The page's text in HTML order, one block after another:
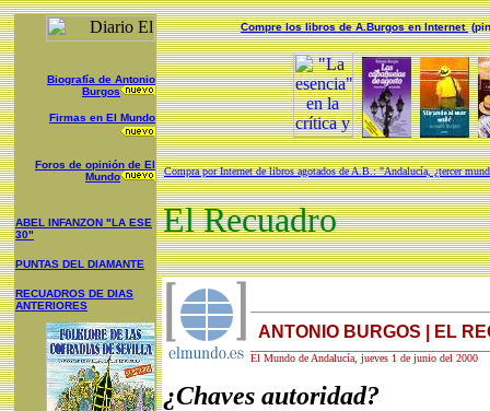
Biografía de Antonio
Burgos
Firmas en El Mundo
Foros de opinión de El
Mundo
ABEL INFANZON "LA ESE
30"
PUNTAS DEL DIAMANTE
RECUADROS DE DIAS
ANTERIORES
Compre los libros de A.Burgos en Internet
Compra por Internet de libros agotados de A.B.: "Andalucía, ¿tercer
El Recuadro
El Mundo de Andalucía, jueves 1 de junio del 2000
ANTONIO BURGOS | EL
¿Chaves autoridad?